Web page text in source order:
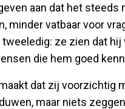
aan dat het
minder vatbaar voor
ze zien dat
die hem goed
dat zij voorzichtig
maar niets